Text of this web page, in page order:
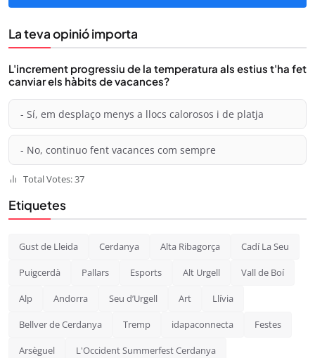
La teva opinió importa
L'increment progressiu de la temperatura als estius t'ha fet
canviar els hàbits de vacances?
- Sí, em desplaço menys a llocs calorosos i de platja
- No, continuo fent vacances com sempre
Total Votes: 37
Etiquetes
Gust de Lleida Cerdanya Alta Ribagorça Cadí La Seu
Puigcerdà Pallars Esports Alt Urgell Vall de Boí
Alp Andorra Seu d’Urgell Art Llívia
Bellver de Cerdanya Tremp idapaconnecta Festes
Arsèguel L'Occident Summerfest Cerdanya